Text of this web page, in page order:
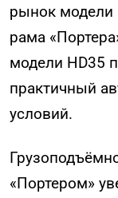
рынок модели
рама
модели HD35
практичный
условий.
«Портером»